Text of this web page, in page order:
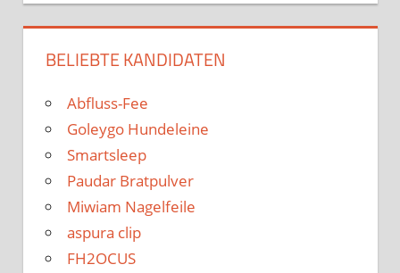
BELIEBTE KANDIDATEN
Abfluss-Fee
Goleygo Hundeleine
Smartsleep
Paudar Bratpulver
Miwiam Nagelfeile
aspura clip
FH2OCUS